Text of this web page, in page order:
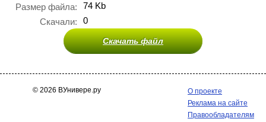
Размер файла:
74 Kb
Скачали:
0
Скачать файл
© 2026 ВУнивере.ру
О проекте
Реклама на сайте
Правообладателям